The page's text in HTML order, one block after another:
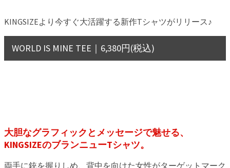
KINGSIZEより今すぐ大活躍する新作Tシャツがリリース♪
WORLD IS MINE TEE｜6,380円(税込)
大胆なグラフィックとメッセージで魅せる、
KINGSIZEのブランニューTシャツ。
両手に銃を握りしめ、背中を向けた女性がターゲットマーク